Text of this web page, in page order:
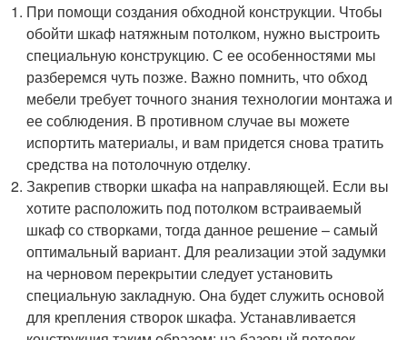
При помощи создания обходной конструкции. Чтобы
обойти шкаф натяжным потолком, нужно выстроить
специальную конструкцию. С ее особенностями мы
разберемся чуть позже. Важно помнить, что обход
мебели требует точного знания технологии монтажа и
ее соблюдения. В противном случае вы можете
испортить материалы, и вам придется снова тратить
средства на потолочную отделку.
Закрепив створки шкафа на направляющей. Если вы
хотите расположить под потолком встраиваемый
шкаф со створками, тогда данное решение – самый
оптимальный вариант. Для реализации этой задумки
на черновом перекрытии следует установить
специальную закладную. Она будет служить основой
для крепления створок шкафа. Устанавливается